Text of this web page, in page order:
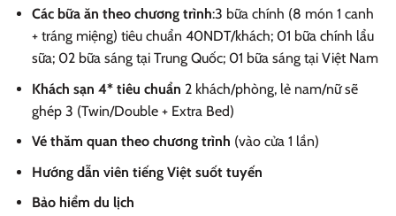
Các bữa ăn theo chương trình:3 bữa chính (8 món 1 canh
+ tráng miệng) tiêu chuẩn 40NDT/khách; 01 bữa chính lẩu
sữa; 02 bữa sáng tại Trung Quốc; 01 bữa sáng tại Việt Nam
Khách sạn 4* tiêu chuẩn 2 khách/phòng, lẻ nam/nữ sẽ
ghép 3 (Twin/Double + Extra Bed)
Vé thăm quan theo chương trình (vào cửa 1 lần)
Hướng dẫn viên tiếng Việt suốt tuyến
Bảo hiểm du lịch